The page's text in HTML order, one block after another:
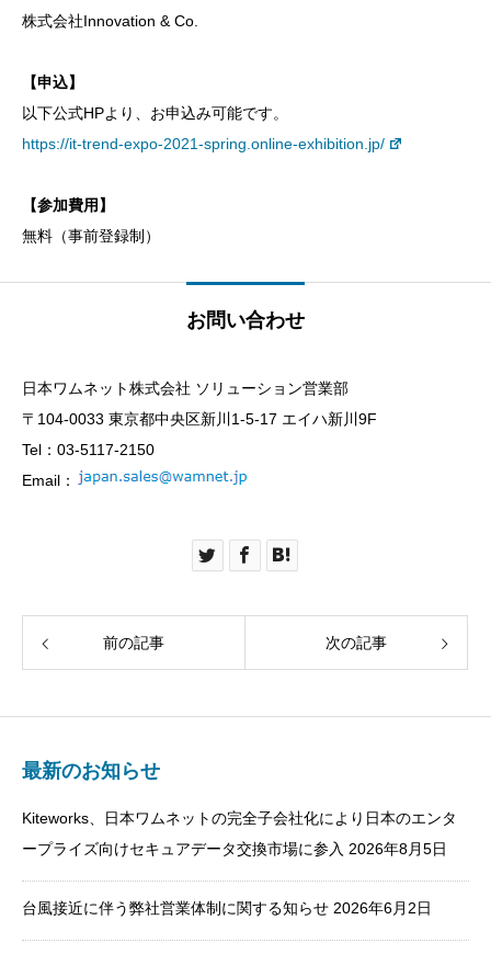
株式会社Innovation & Co.
【申込】
以下公式HPより、お申込み可能です。
https://it-trend-expo-2021-spring.online-exhibition.jp/
【参加費用】
無料（事前登録制）
お問い合わせ
日本ワムネット株式会社 ソリューション営業部
〒104-0033 東京都中央区新川1-5-17 エイハ新川9F
Tel：03-5117-2150
Email：
前の記事 次の記事
最新のお知らせ
Kiteworks、日本ワムネットの完全子会社化により日本のエンタ
ープライズ向けセキュアデータ交換市場に参入 2026年8月5日
台風接近に伴う弊社営業体制に関する知らせ 2026年6月2日